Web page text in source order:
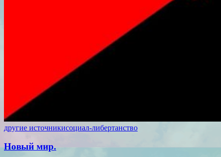
другие источникисоциал-либертанство
Новый мир.